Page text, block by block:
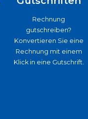
Rechnung
gutschreiben?
Konvertieren Sie eine
Rechnung mit einem
Klick in eine Gutschrift.